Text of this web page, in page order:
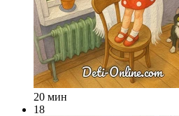
20 мин
18